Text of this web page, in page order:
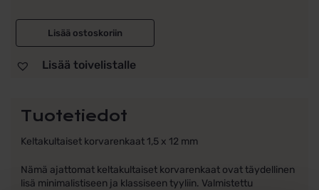
Tuotetiedot
Keltakultaiset korvarenkaat 1,5 x 12 mm
Nämä ajattomat keltakultaiset korvarenkaat ovat täydellinen
lisä minimalistiseen ja klassiseen tyyliin. Valmistettu
Lisää ostoskoriin
Lisää toivelistalle